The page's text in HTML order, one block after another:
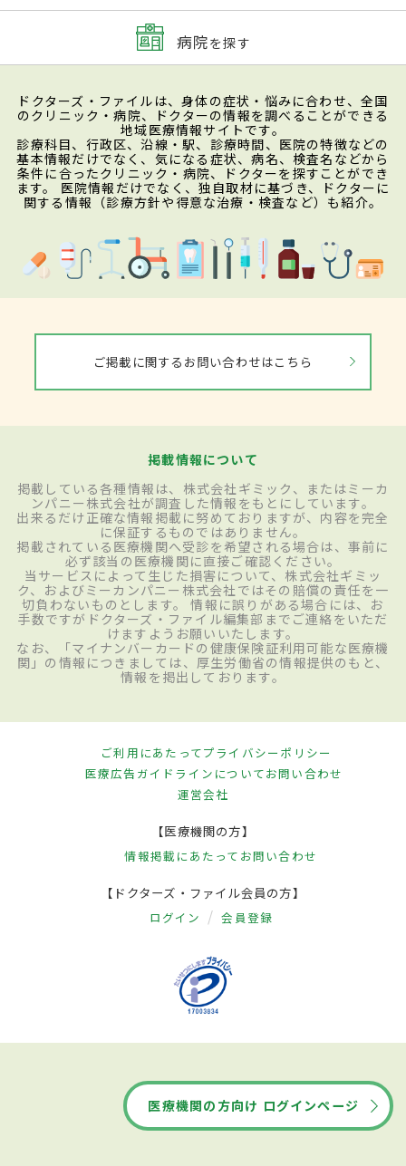
病院を探す
ドクターズ・ファイルは、身体の症状・悩みに合わせ、全国
のクリニック・病院、ドクターの情報を調べることができる
地域医療情報サイトです。
診療科目、行政区、沿線・駅、診療時間、医院の特徴などの
基本情報だけでなく、気になる症状、病名、検査名などから
条件に合ったクリニック・病院、ドクターを探すことができ
ます。 医院情報だけでなく、独自取材に基づき、ドクターに
関する情報（診療方針や得意な治療・検査など）も紹介。
ご掲載に関するお問い合わせはこちら
掲載情報について
掲載している各種情報は、株式会社ギミック、またはミーカ
ンパニー株式会社が調査した情報をもとにしています。
出来るだけ正確な情報掲載に努めておりますが、内容を完全
に保証するものではありません。
掲載されている医療機関へ受診を希望される場合は、事前に
必ず該当の医療機関に直接ご確認ください。
当サービスによって生じた損害について、株式会社ギミッ
ク、およびミーカンパニー株式会社ではその賠償の責任を一
切負わないものとします。 情報に誤りがある場合には、お
手数ですがドクターズ・ファイル編集部までご連絡をいただ
けますようお願いいたします。
なお、「マイナンバーカードの健康保険証利用可能な医療機
関」の情報につきましては、厚生労働省の情報提供のもと、
情報を掲出しております。
ご利用にあたってプライバシーポリシー
医療広告ガイドラインについてお問い合わせ
運営会社
【医療機関の方】
情報掲載にあたって お問い合わせ
【ドクターズ・ファイル会員の方】
ログイン 会員登録
医療機関の方向け ログインページ